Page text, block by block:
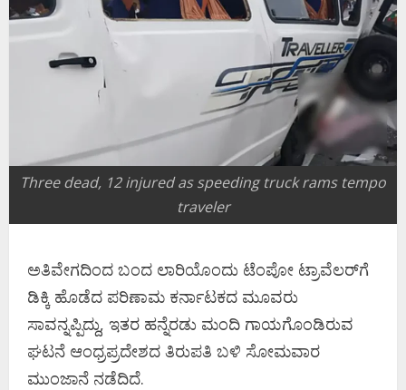
Three dead, 12 injured as speeding truck rams tempo
traveler
ಅತಿವೇಗದಿಂದ ಬಂದ ಲಾರಿಯೊಂದು ಟೆಂಪೋ ಟ್ರಾವೆಲರ್‌ಗೆ
ಡಿಕ್ಕಿ ಹೊಡೆದ ಪರಿಣಾಮ ಕರ್ನಾಟಕದ ಮೂವರು
ಸಾವನ್ನಪ್ಪಿದ್ದು, ಇತರ ಹನ್ನೆರಡು ಮಂದಿ ಗಾಯಗೊಂಡಿರುವ
ಘಟನೆ ಆಂಧ್ರಪ್ರದೇಶದ ತಿರುಪತಿ ಬಳಿ ಸೋಮವಾರ
ಮುಂಜಾನೆ ನಡೆದಿದೆ.